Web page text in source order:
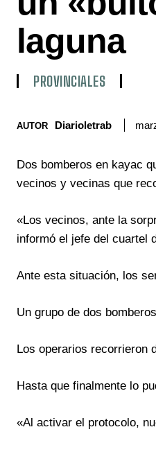
laguna
PROVINCIALES
AUTOR Diarioletrab
Dos bomberos en kayac
vecinos y vecinas que
«Los vecinos, ante la
informó el jefe del cuartel
Ante esta situación, los
Un grupo de dos
Los operarios recorrieron
Hasta que finalmente lo
«Al activar el protocolo,